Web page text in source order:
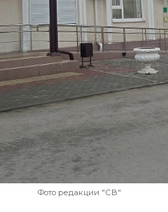
Фото редакции "СВ"